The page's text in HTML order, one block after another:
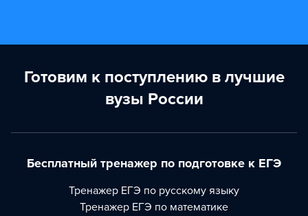
Готовим к поступлению в лучшие
вузы России
Бесплатный тренажер по подготовке к ЕГЭ
Тренажер ЕГЭ по русскому языку
Тренажер ЕГЭ по математике